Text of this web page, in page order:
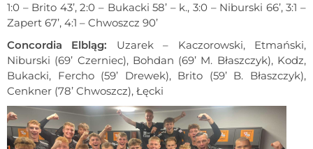
1:0 – Brito 43’, 2:0 – Bukacki 58’ – k., 3:0 – Niburski 66’, 3:1 –
Zapert 67’, 4:1 – Chwoszcz 90’
Concordia Elbląg: Uzarek – Kaczorowski, Etmański,
Niburski (69’ Czerniec), Bohdan (69’ M. Błaszczyk), Kodz,
Bukacki, Fercho (59’ Drewek), Brito (59’ B. Błaszczyk),
Cenkner (78’ Chwoszcz), Łęcki